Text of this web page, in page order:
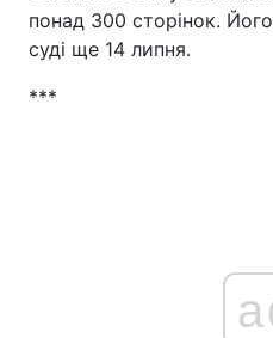
понад 300 сторінок.
суді ще 14 липня.
***